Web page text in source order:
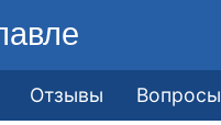
Отзывы Вопросы